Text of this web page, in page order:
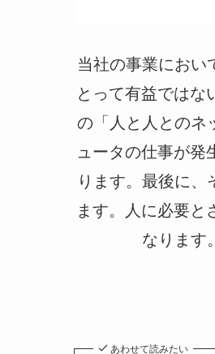
当社の事業におい
とって有益ではな
の「人と人とのネ
ュータの仕事が
ります。最後に、
ます。人に必要と
なります
あわせて読みたい